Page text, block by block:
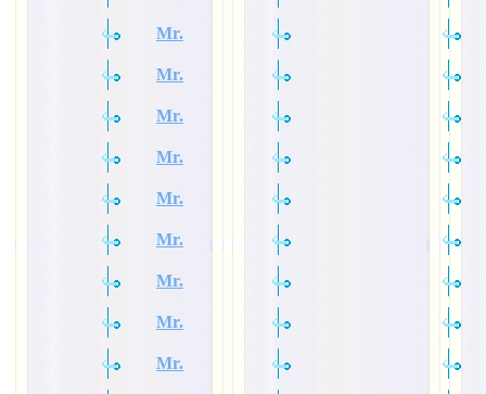
Mr.
Mr.
Mr.
Mr.
Mr.
Mr.
Mr.
Mr.
Mr.